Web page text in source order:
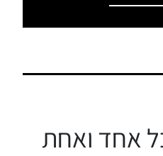
אחד ואחת